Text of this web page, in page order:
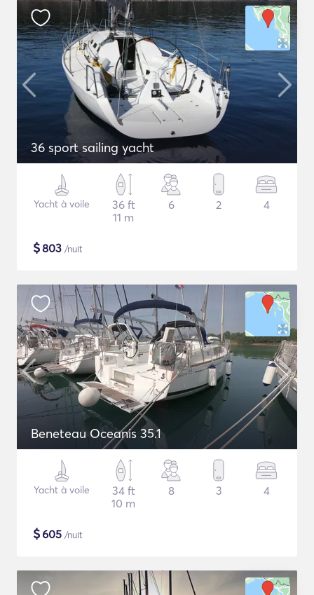
36 sport sailing yacht
Yacht à voile
36 ft
11 m
6 2 4
$803 /nuit
Beneteau Oceanis 35.1
Yacht à voile
34 ft
10 m
8 3 4
$605 /nuit